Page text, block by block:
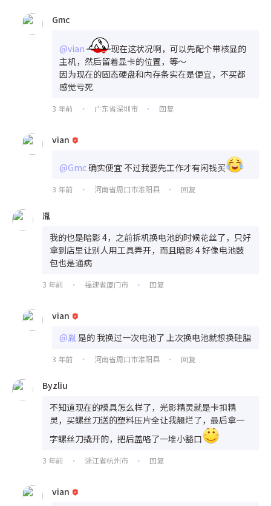
Gmc
@vian
现在这状况啊，可以先配个带核显的
主机，然后留着显卡的位置，等～
因为现在的固态硬盘和内存条实在是便宜，不买都
感觉亏死
3 年前 • 广东省深圳市 • 回复
vian
@Gmc确实便宜 不过我要先工作才有闲钱买
3 年前 • 河南省周口市淮阳县 • 回复
胤
我的也是暗影 4，之前拆机换电池的时候花丝了，只好
拿到店里让别人用工具弄开，而且暗影 4 好像电池鼓
包也是通病
3 年前 • 福建省厦门市 • 回复
vian
@胤是的 我换过一次电池了 上次换电池就想换硅脂
3 年前 • 河南省周口市淮阳县 • 回复
Byzliu
不知道现在的模具怎么样了，光影精灵就是卡扣精
灵，买螺丝刀送的塑料压片全让我翘烂了，最后拿一
字螺丝刀撬开的，把后盖咯了一堆小豁口
3 年前 • 浙江省杭州市 • 回复
vian